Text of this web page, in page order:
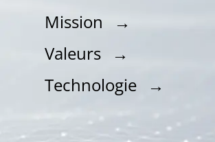
Mission
→
Valeurs
→
Technologie
→